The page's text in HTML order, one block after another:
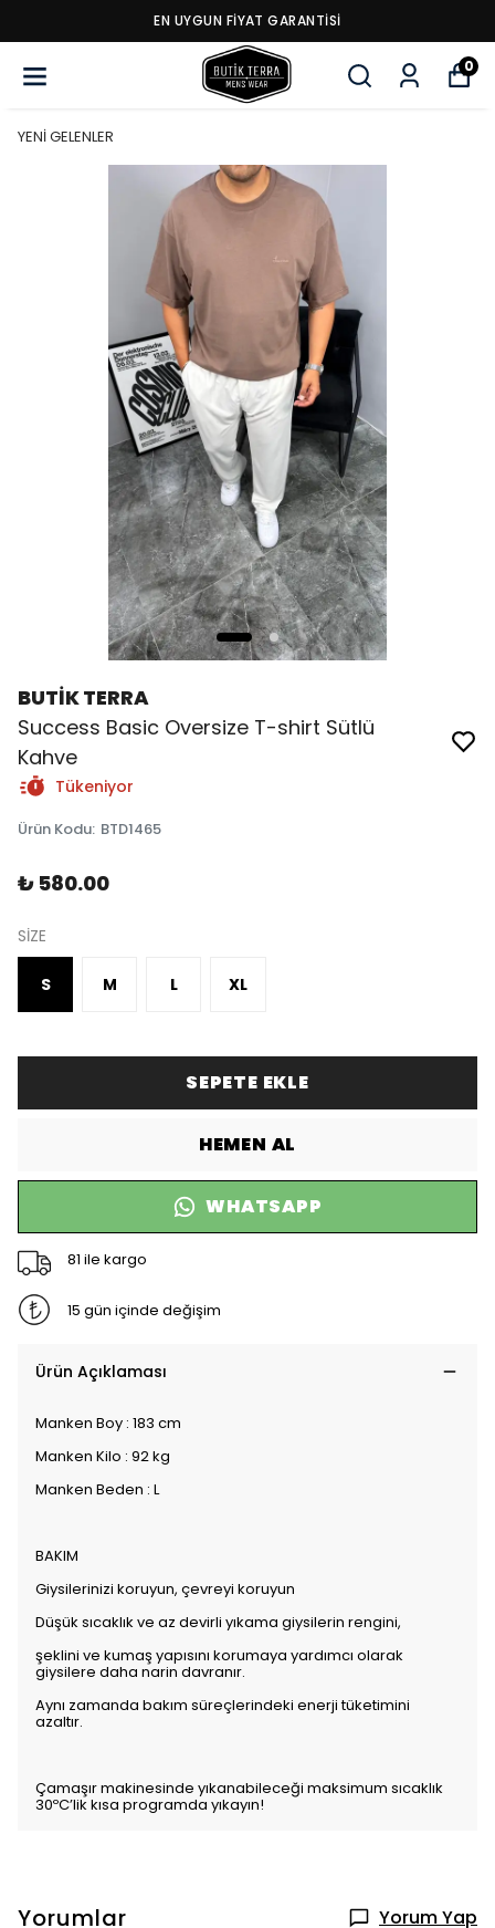
EN UYGUN FİYAT GARANTİSİ
0
YENİ GELENLER
BUTİK TERRA
Success Basic Oversize T-shirt Sütlü
Kahve
Tükeniyor
Ürün Kodu: BTD1465
₺ 580.00
SİZE
S M L XL
SEPETE EKLE
HEMEN AL
WHATSAPP
81 ile kargo
15 gün içinde değişim
Ürün Açıklaması
Manken Boy : 183 cm
Manken Kilo : 92 kg
Manken Beden : L
BAKIM
Giysilerinizi koruyun, çevreyi koruyun
Düşük sıcaklık ve az devirli yıkama giysilerin rengini,
şeklini ve kumaş yapısını korumaya yardımcı olarak
giysilere daha narin davranır.
Aynı zamanda bakım süreçlerindeki enerji tüketimini
azaltır.
Çamaşır makinesinde yıkanabileceği maksimum sıcaklık
30ºC’lik kısa programda yıkayın!
Yorumlar Yorum Yap